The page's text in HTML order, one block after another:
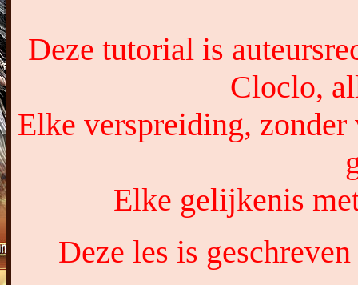
Deze tutorial is
Cloclo,
Elke verspreiding,
Elke gelijkenis
Deze les is